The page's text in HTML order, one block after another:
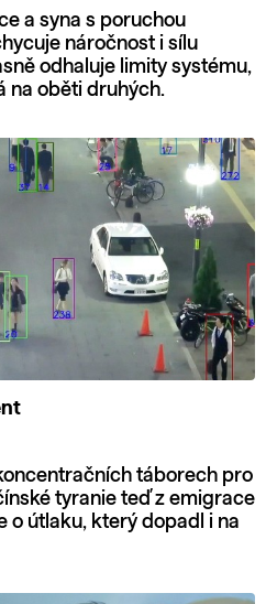
a syna s poruchou
náročnost i sílu
odhaluje limity systému,
na oběti druhých.
táborech pro
tyranie teď z emigrace
o útlaku, který dopadl i na